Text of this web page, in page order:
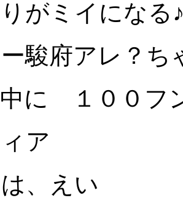
がミイになる
駿府アレ？ち
に １００フ
ア
、えい